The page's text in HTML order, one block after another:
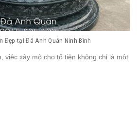
Đẹp tại Đá Anh Quân Ninh Bình
việc xây mộ cho tổ tiên không chỉ là một